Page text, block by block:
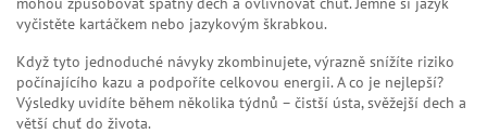
vyčistěte kartáčkem nebo jazykovým škrabkou.
Když tyto jednoduché návyky zkombinujete, výrazně snížíte riziko
počínajícího kazu a podpoříte celkovou energii. A co je nejlepší?
Výsledky uvidíte během několika týdnů – čistší ústa, svěžejší dech a
větší chuť do života.